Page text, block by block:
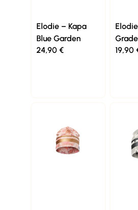
Elodie – Kapa
Blue Garden
24,90 €
19,90